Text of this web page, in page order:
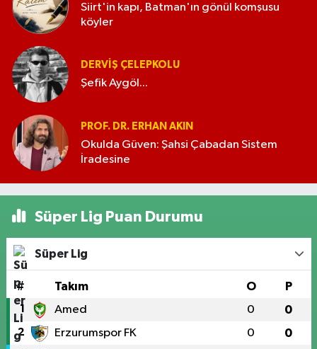
Siirt'in kapı, Batman'ın gönül komşusu
köyler
DERVIŞ ÇELEPKOLU
Şefik Aygöl...
PROF. DR. ERHAN AKIN
Okulda Güven: Şahsi Çabadan Sistem
İradesine
Süper Lig Puan Durumu
Süper Lig
# Takım O P
1 Amed 0 0
2 Erzurumspor FK 0 0